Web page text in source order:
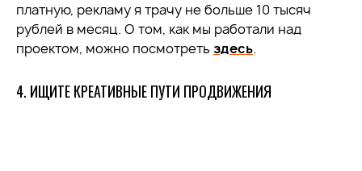
платную, рекламу я трачу не больше 10 тысяч
рублей в месяц. О том, как мы работали над
проектом, можно посмотреть здесь.
4. ИЩИТЕ КРЕАТИВНЫЕ ПУТИ ПРОДВИЖЕНИЯ